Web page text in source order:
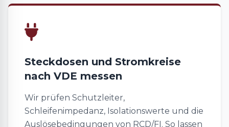
Steckdosen und Stromkreise
nach VDE messen
Wir prüfen Schutzleiter,
Schleifenimpedanz, Isolationswerte und die
Auslösebedingungen von RCD/FI. So lassen